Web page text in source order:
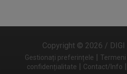
Copyright © 2026 / DIGI
Gestionați preferințele |
confidențialitate | Contact/Info |